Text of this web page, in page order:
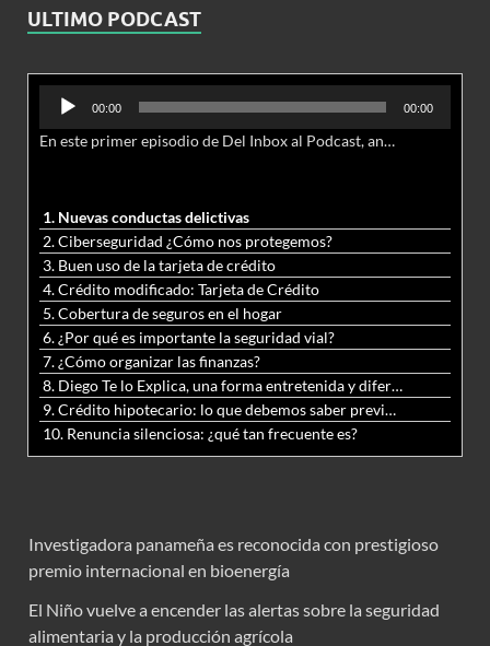
ULTIMO PODCAST
Reproductor
audio
00:00 00:00
En este primer episodio de Del Inbox al Podcast, analizamos junto al abogado Jonathan Brown las nuevas conductas delictivas cibernéticas y la necesidad de hacer modificaciones al Código Penal.
1. Nuevas conductas delictivas
2. Ciberseguridad ¿Cómo nos protegemos?
3. Buen uso de la tarjeta de crédito
4. Crédito modificado: Tarjeta de Crédito
5. Cobertura de seguros en el hogar
6. ¿Por qué es importante la seguridad vial?
7. ¿Cómo organizar las finanzas?
8. Diego Te lo Explica, una forma entretenida y diferente de aprender matemáticas y ciencias
9. Crédito hipotecario: lo que debemos saber previo a adquirir nuestra vivienda
10. Renuncia silenciosa: ¿qué tan frecuente es?
Investigadora panameña es reconocida con prestigioso
premio internacional en bioenergía
El Niño vuelve a encender las alertas sobre la seguridad
alimentaria y la producción agrícola